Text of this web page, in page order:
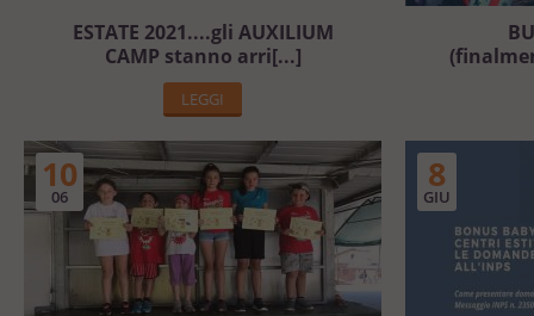
ESTATE 2021....gli AUXILIUM
CAMP stanno arri[...]
LEGGI
10
06
8
GIU